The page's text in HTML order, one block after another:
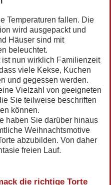
Temperaturen fallen. Die
wird ausgepackt und
Häuser sind mit
beleuchtet.
nun wirklich Familienzeit
viele Kekse, Kuchen
und gegessen werden.
Vielzahl von geeigneten
Sie teilweise beschriften
können.
haben Sie darüber hinaus
Weihnachtsmotive
abzubilden. Von daher
freien Lauf.
die richtige Torte